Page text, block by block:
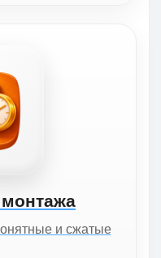
и сжатые